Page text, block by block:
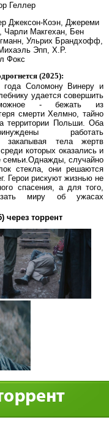
Геллер
Джексон-Коэн, Джереми
Чарли Макгехан, Бен
Ульрих Брандхофф,
Эпп, Х.Р.
Фокс
(2025):
года Соломону Винеру и
удается совершить
- бежать из
смерти Хелмно, тайно
территории Польши. Оба
работать
закапывая тела жертв
которых оказались и
семьи.Однажды, случайно
стекла, они решаются
Герои рискуют жизнью не
спасения, а для того,
миру об ужасах
через торрент